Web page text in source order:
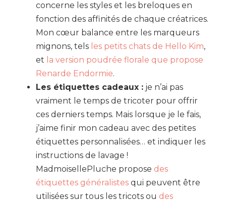
concerne les styles et les breloques en
fonction des affinités de chaque créatrices.
Mon cœur balance entre les marqueurs
mignons, tels les petits chats de Hello Kim,
et la version poudrée florale que propose
Renarde Endormie.
Les étiquettes cadeaux : je n’ai pas
vraiment le temps de tricoter pour offrir
ces derniers temps. Mais lorsque je le fais,
j’aime finir mon cadeau avec des petites
étiquettes personnalisées… et indiquer les
instructions de lavage !
MadmoisellePluche propose des
étiquettes généralistes qui peuvent être
utilisées sur tous les tricots ou des